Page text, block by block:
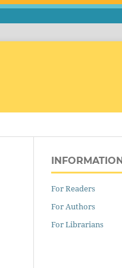
INFORMATION
For Readers
For Authors
For Librarians